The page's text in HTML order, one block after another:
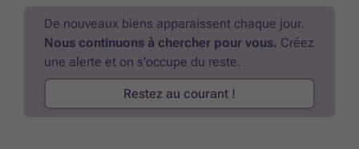
Excellent PEB. A visiter sans tarder!! Plus d'infos sur notre site ###
Informations données à titre indicatif et non contractuelles. Cette
annonce ne constitue pas une offre.En savoir plus ?
De nouveaux biens apparaissent chaque jour.
Nous continuons à chercher pour vous. Créez
une alerte et on s'occupe du reste.
Restez au courant !